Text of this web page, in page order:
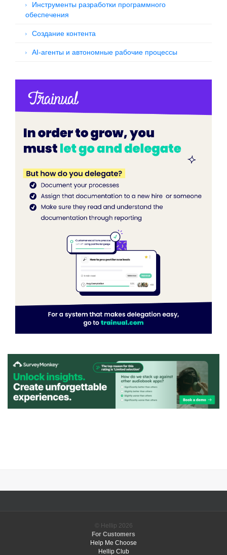
Инструменты разработки программного
обеспечения
Создание контента
AI-агенты и автономные рабочие процессы
© Hellip 2026
For Customers
Help Me Choose
Hellip Club